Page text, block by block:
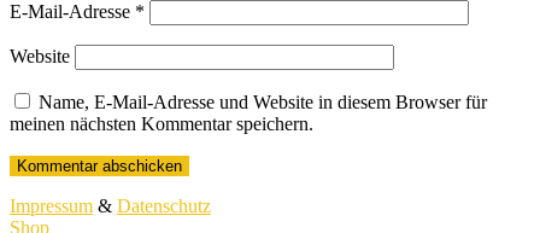
E-Mail-Adresse *
Website
Name, E-Mail-Adresse und Website in diesem Browser für
meinen nächsten Kommentar speichern.
Impressum & Datenschutz
Shop